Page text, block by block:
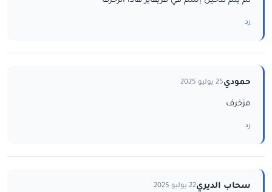
رد
حمودي25 يوليو 2025
مزخرف
رد
سحاب الديري22 يوليو 2025